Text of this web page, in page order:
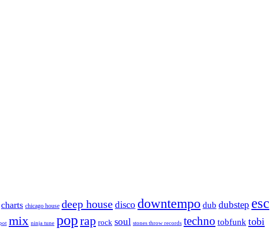
charts chicago house deep house disco downtempo dub dubstep esc
mix ninja tune poprap rock soul stones throw records techno tobfunk tobi